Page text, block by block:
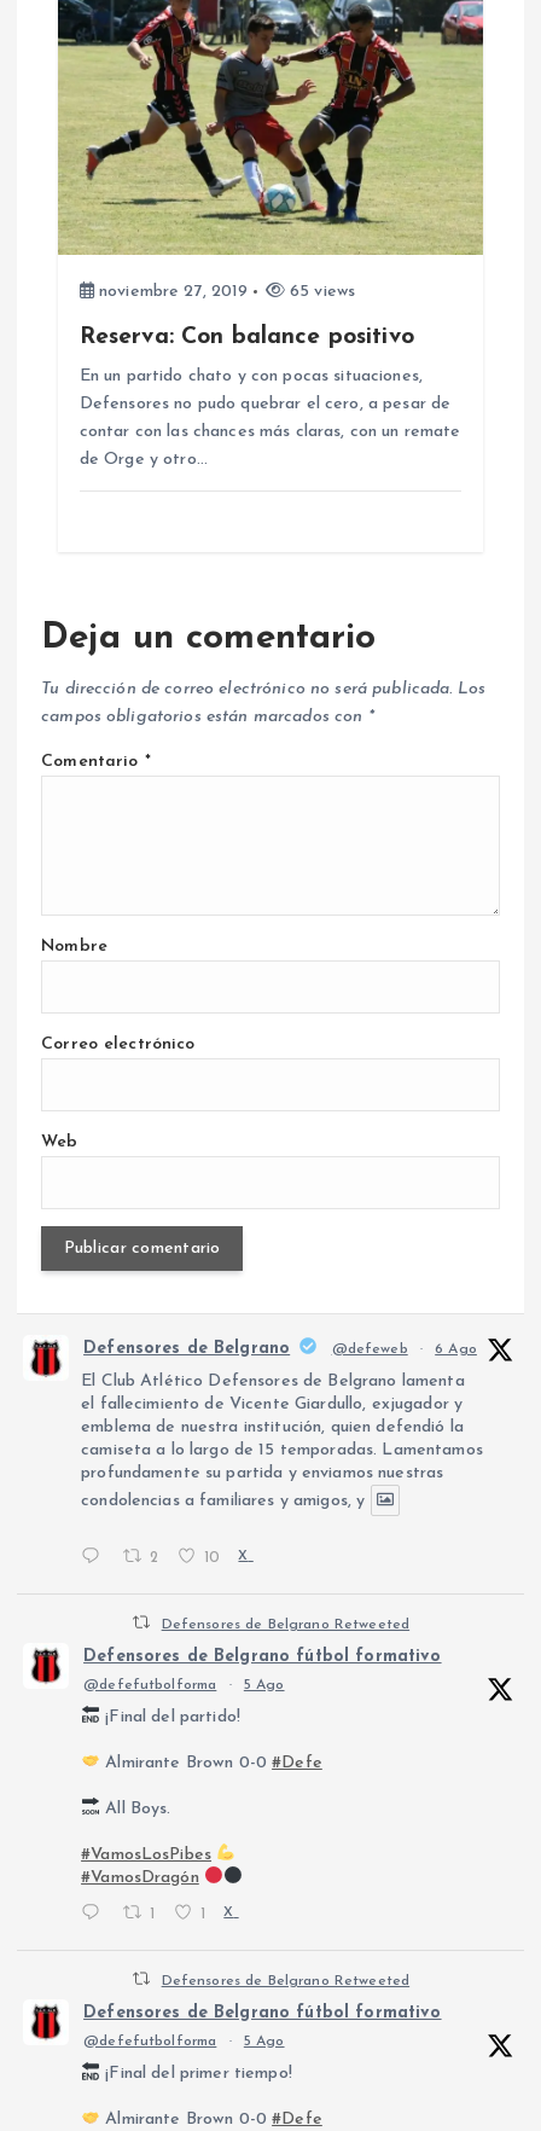
noviembre 27, 2019 65 views
Reserva: Con balance positivo
En un partido chato y con pocas situaciones,
Defensores no pudo quebrar el cero, a pesar de
contar con las chances más claras, con un remate
de Orge y otro…
Deja un comentario
Tu dirección de correo electrónico no será publicada. Los
campos obligatorios están marcados con *
Comentario *
Nombre
Correo electrónico
Web
Defensores de Belgrano @defeweb · 6 Ago
El Club Atlético Defensores de Belgrano lamenta
el fallecimiento de Vicente Giardullo, exjugador y
emblema de nuestra institución, quien defendió la
camiseta a lo largo de 15 temporadas. Lamentamos
profundamente su partida y enviamos nuestras
condolencias a familiares y amigos, y
2 10 X
Defensores de Belgrano Retweeted
Defensores de Belgrano fútbol formativo
@defefutbolforma · 5 Ago
¡Final del partido!
Almirante Brown 0-0#Defe
All Boys.
#VamosLosPibes
#VamosDragón
X
Defensores de Belgrano Retweeted
Defensores de Belgrano fútbol formativo
@defefutbolforma · 5 Ago
¡Final del primer tiempo!
Almirante Brown 0-0#Defe